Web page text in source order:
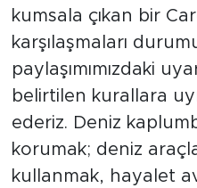
kumsala çıkan bir
karşılaşmaları
paylaşımımızdaki
belirtilen kurallara
ederiz. Deniz
korumak; deniz
kullanmak, hayalet